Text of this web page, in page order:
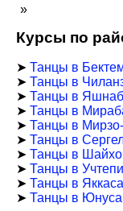
»
Курсы по
➤ Танцы в
➤ Танцы в
➤ Танцы в
➤ Танцы в
➤ Танцы в
➤ Танцы в
➤ Танцы в
➤ Танцы в
➤ Танцы в
➤ Танцы в